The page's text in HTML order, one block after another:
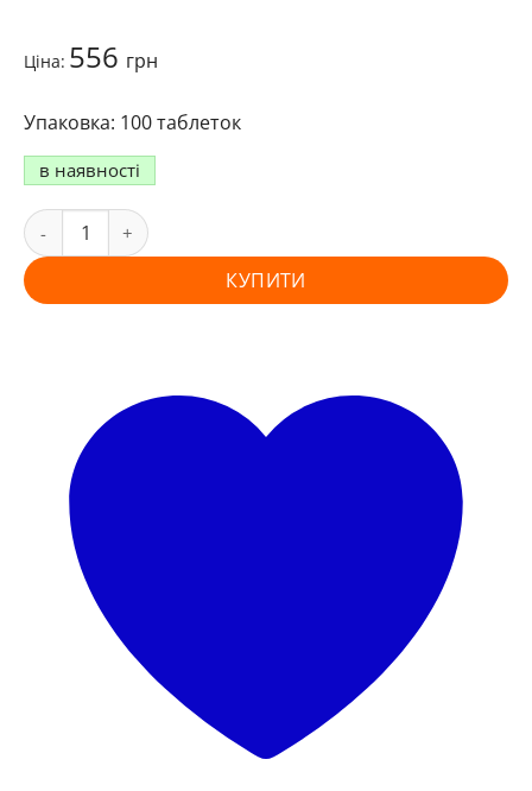
Ціна: 556 грн
100 таблеток
в наявності
КУПИТИ